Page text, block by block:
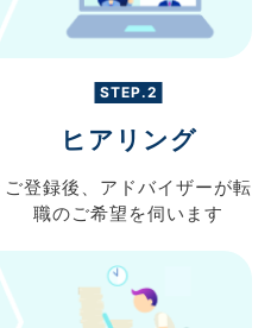
STEP.2
ヒアリング
ご登録後、 アドバイザーが転
職のご希望を伺います